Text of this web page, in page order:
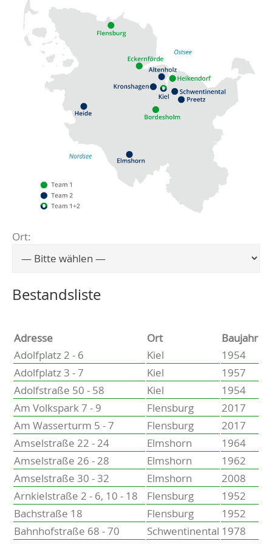
Eckernförde
Heikendorf
Kronshagen
Schwentinental
Preetz
Heide
Bordesholm
Elmshorn
Ort:
Wählen Sie einen Ort, um zur entsprechenden Seite
Bestandsliste
Adresse Ort
Baujahr
Adolfplatz 2 - 6
Kiel
1954
Adolfplatz 3 - 7
Kiel
1957
Adolfstraße 50 - 58
Kiel
1954
Am Volkspark 7 - 9
Flensburg
2017
Am Wasserturm 5 - 7
Flensburg
2017
Amselstraße 22 - 24
Elmshorn
1964
Amselstraße 26 - 28
Elmshorn
1962
Amselstraße 30 - 32
Elmshorn
2008
Arnkielstraße 2 - 6, 10 - 18
Flensburg
1952
Bachstraße 18
Flensburg
1952
Bahnhofstraße 68 - 70
Schwentinental 1978